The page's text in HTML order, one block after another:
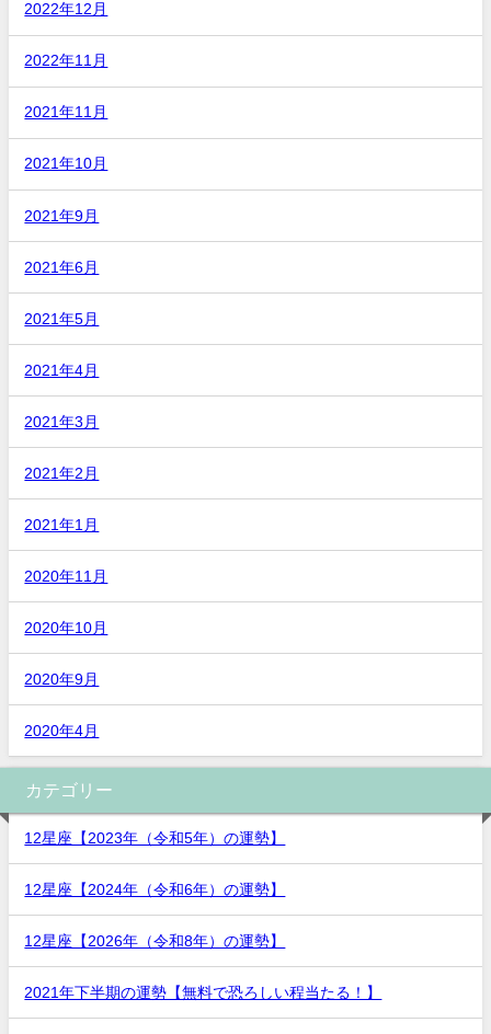
2022年12月
2022年11月
2021年11月
2021年10月
2021年9月
2021年6月
2021年5月
2021年4月
2021年3月
2021年2月
2021年1月
2020年11月
2020年10月
2020年9月
2020年4月
カテゴリー
12星座【2023年（令和5年）の運勢】
12星座【2024年（令和6年）の運勢】
12星座【2026年（令和8年）の運勢】
2021年下半期の運勢【無料で恐ろしい程当たる！】